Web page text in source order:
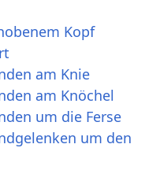
Kopf
am Knie
am Knöchel
um die Ferse
um den